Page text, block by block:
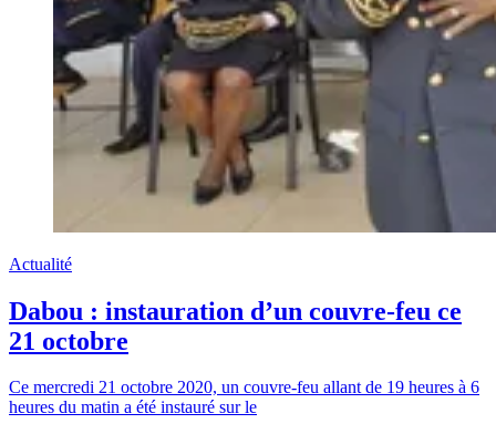
Actualité
Dabou : instauration d’un couvre-feu ce
21 octobre
Ce mercredi 21 octobre 2020, un couvre-feu allant de 19 heures à 6
heures du matin a été instauré sur le